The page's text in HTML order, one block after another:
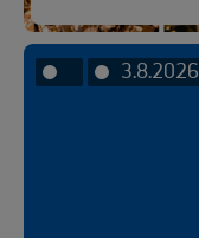
3.8.2026